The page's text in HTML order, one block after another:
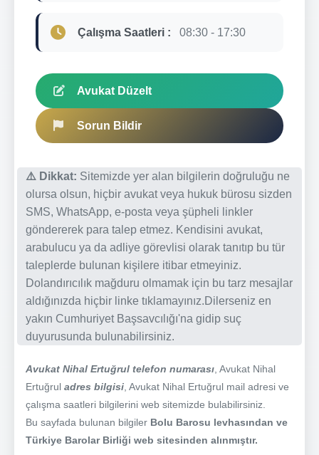
Çalışma Saatleri : 08:30 - 17:30
Avukat Düzelt
Sorun Bildir
⚠️ Dikkat: Sitemizde yer alan bilgilerin doğruluğu ne
olursa olsun, hiçbir avukat veya hukuk bürosu sizden
SMS, WhatsApp, e-posta veya şüpheli linkler
göndererek para talep etmez. Kendisini avukat,
arabulucu ya da adliye görevlisi olarak tanıtıp bu tür
taleplerde bulunan kişilere itibar etmeyiniz.
Dolandırıcılık mağduru olmamak için bu tarz mesajlar
aldığınızda hiçbir linke tıklamayınız.Dilerseniz en
yakın Cumhuriyet Başsavcılığı'na gidip suç
duyurusunda bulunabilirsiniz.
Avukat Nihal Ertuğrul telefon numarası , Avukat Nihal
Ertuğrul adres bilgisi , Avukat Nihal Ertuğrul mail adresi ve
çalışma saatleri bilgilerini web sitemizde bulabilirsiniz.
Bu sayfada bulunan bilgiler Bolu Barosu levhasından ve
Türkiye Barolar Birliği web sitesinden alınmıştır.